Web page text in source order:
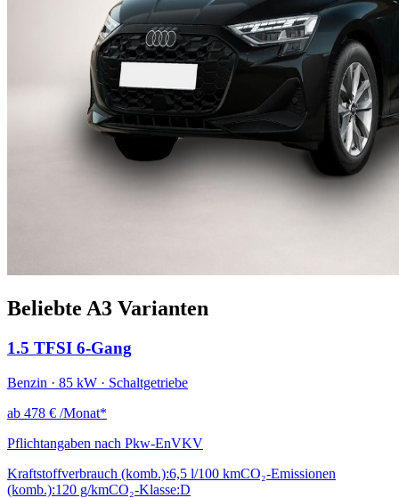
Beliebte A3 Varianten
1.5 TFSI 6-Gang
Benzin · 85 kW · Schaltgetriebe
ab 478 € /Monat*
Pflichtangaben nach Pkw-EnVKV
Kraftstoffverbrauch (komb.):6,5 l/100 kmCO₂-Emissionen
(komb.):120 g/kmCO₂-Klasse:D